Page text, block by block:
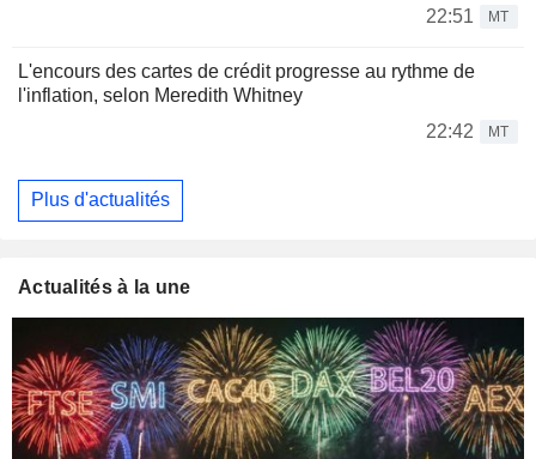
22:51 MT
L'encours des cartes de crédit progresse au rythme de
l'inflation, selon Meredith Whitney
22:42
MT
Plus d'actualités
Actualités à la une